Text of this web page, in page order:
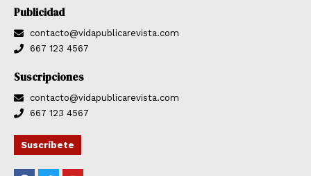
Publicidad
contacto@vidapublicarevista.com
667 123 4567
Suscripciones
contacto@vidapublicarevista.com
667 123 4567
Suscríbete
F T Y